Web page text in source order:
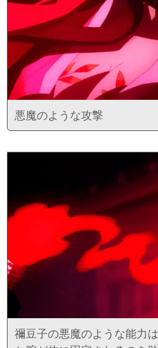
悪魔のような攻撃
禰豆子の悪魔のような能力